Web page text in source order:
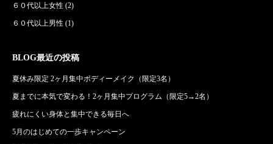
６０代以上女性 (2)
６０代以上男性 (1)
BLOG最近の投稿
夏休み限定 2ヶ月集中ボディーメイク（限定3名）
夏までに本気で変わる！2ヶ月集中プログラム（限定5→2名）
疲れにくい身体と集中できる毎日へ
5月のはじめての一歩キャンペーン